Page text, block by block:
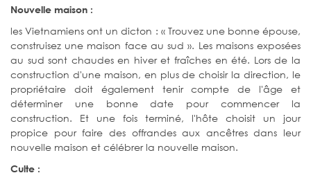
Nouvelle maison :
les Vietnamiens ont un dicton : « Trouvez une bonne épouse,
construisez une maison face au sud ». Les maisons exposées
au sud sont chaudes en hiver et fraîches en été. Lors de la
construction d'une maison, en plus de choisir la direction, le
propriétaire doit également tenir compte de l'âge et
déterminer une bonne date pour commencer la
construction. Et une fois terminé, l'hôte choisit un jour
propice pour faire des offrandes aux ancêtres dans leur
nouvelle maison et célébrer la nouvelle maison.
Culte :